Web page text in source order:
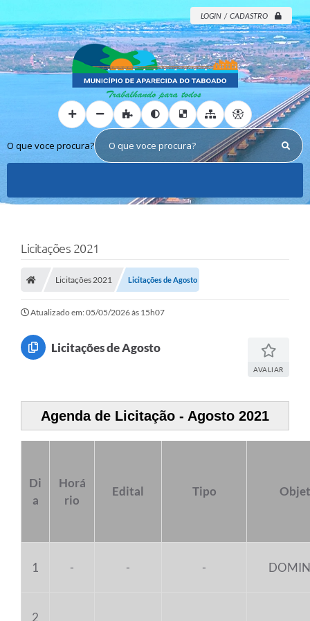
LOGIN / CADASTRO
O que voce procura?
Licitações 2021
Licitações 2021 Licitações de Agosto
Atualizado em: 05/05/2026 às 15h07
Licitações de Agosto
AVALIAR
Agenda de Licitação - Agosto 2021
Di
a
Horá
rio
Edital Tipo
1 - - -
2